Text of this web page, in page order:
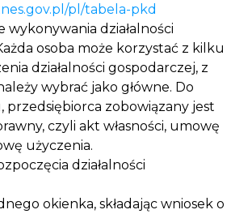
pl/tabela-pkd
wykonywania działalności
osoba może korzystać z kilku
działalności gospodarczej, z
wybrać jako główne. Do
przedsiębiorca zobowiązany jest
czyli akt własności, umowę
użyczenia.
działalności
okienka, składając wniosek o